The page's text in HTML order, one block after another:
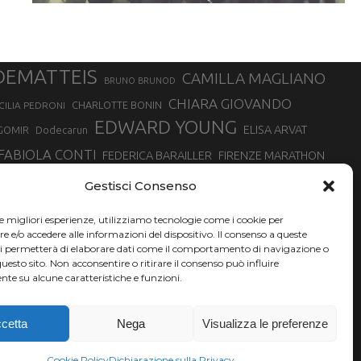
Gestisci Consenso
migliori esperienze, utilizziamo tecnologie come i cookie per
e/o accedere alle informazioni del dispositivo. Il consenso a queste
permetterà di elaborare dati come il comportamento di navigazione o
sito. Non acconsentire o ritirare il consenso può influire
su alcune caratteristiche e funzioni.
Nega Visualizza le preferenze
BRUNO BRUNOD CAMILLA MAGLIANO
PEDRONI CHARLOTTE BONIN CHIARA GIOVANDO
Dodecarun EDWARD YOUNG ELISA ARVAT
FABIOLA CONTI FEDERICA BARAILLER FIRENZE MARATHON
GIOVANNA EPIS GIULIANO CAVALLO
DI TORINO MARATONINA MARCELLA BELLETTI MARCO OLMO
MONVISO VERTICAL RACE NADIA BATTOCLETTI
BONALDI SILVIA RAMPAZZO
CHEVRIER YEMAN CRIPPA